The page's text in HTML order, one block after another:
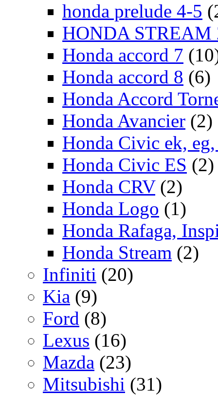
honda prelude 4-5
HONDA STREAM
Honda accord 7
Honda accord 8 (6)
Honda Accord
Honda Avancier (2)
Honda Civic ek,
Honda Civic ES (2)
Honda CRV (2)
Honda Logo (1)
Honda Rafaga,
Honda Stream (2)
Infiniti (20)
Kia (9)
Ford (8)
Lexus (16)
Mazda (23)
Mitsubishi (31)